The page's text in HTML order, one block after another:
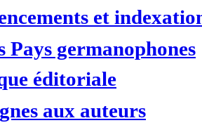
et
Pays germanophones
éditoriale
aux auteurs